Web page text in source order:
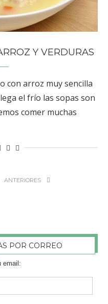
Y VERDURAS
con arroz muy sencilla
el frío las sopas son
comer muchas
ANTERIORES
POR CORREO
email: